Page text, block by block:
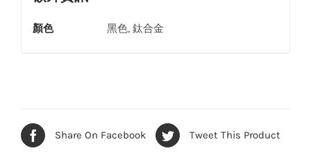
顏色 黑色, 鈦合金
Share On Facebook Tweet This Product